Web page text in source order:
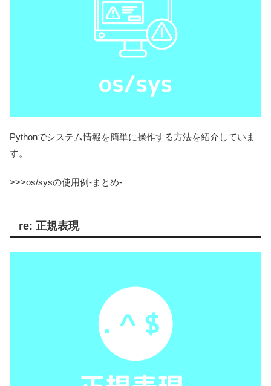
Pythonでシステム情報を簡単に操作する方法を紹介していま
す。
>>>os/sysの使用例-まとめ-
re: 正規表現